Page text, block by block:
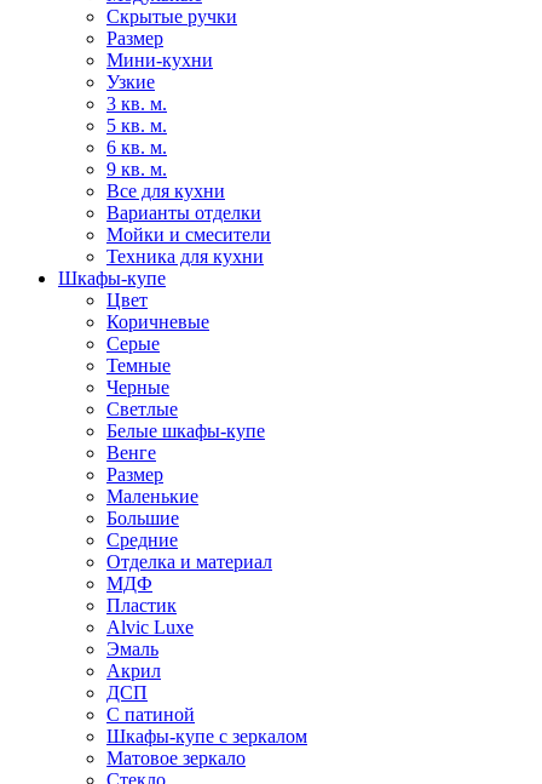
Скрытые ручки
Размер
Мини-кухни
Узкие
3 кв. м.
5 кв. м.
6 кв. м.
9 кв. м.
Все для кухни
Варианты отделки
Мойки и смесители
Техника для кухни
Шкафы-купе
Цвет
Коричневые
Серые
Темные
Черные
Светлые
Белые шкафы-купе
Венге
Размер
Маленькие
Большие
Средние
Отделка и материал
МДФ
Пластик
Alvic Luxe
Эмаль
Акрил
ДСП
С патиной
Шкафы-купе с зеркалом
Матовое зеркало
Стекло